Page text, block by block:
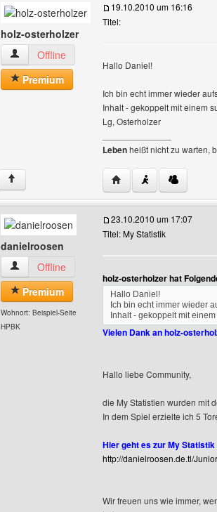
holz-osterholzer
holz-osterholzer Benutzer-Profile anzeigen
Offline
Premium
19.10.2010 um 16:16
Titel:
Hallo Daniel!
Ich bin echt immer wieder
Inhalt - gekoppelt mit einem
Lg, Osterholzer
Lebenheißt nicht zu warten,
↑ Website dieses
danielroosen
danielroosen Benutzer-Profile anzeigen
Offline
Premium
Wohnort: Beispiel-Seite
HPBK
23.10.2010 um 17:07
Titel: My Statistik
holz-osterholzer hat
Hallo Daniel!
Ich bin echt immer wieder
Inhalt - gekoppelt mit
Vielen Dank an holz-
Hallo liebe Community,
die My Statistien wurden mit
In dem Spiel erzielte ich 5
Hier geht es zur My Statistik
http://danielroosen.de.tl/
Wir freuen uns wie immer,